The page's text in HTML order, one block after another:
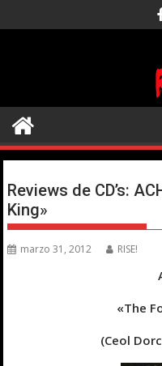
al
Reviews de CD’s:
King»
marzo 31, 2012 RISE!
«The
(Ceol